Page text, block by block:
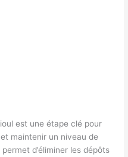
est une étape clé pour
maintenir un niveau de
d’éliminer les dépôts